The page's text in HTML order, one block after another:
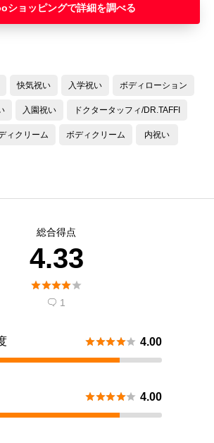
ショッピング
快気祝い 入学祝い ボディローション
入園祝い ドクタータッフィ/DR.TAFFI
ィクリーム ボディクリーム 内祝い
総合得点
4.33

 1
 4.00
 4.00